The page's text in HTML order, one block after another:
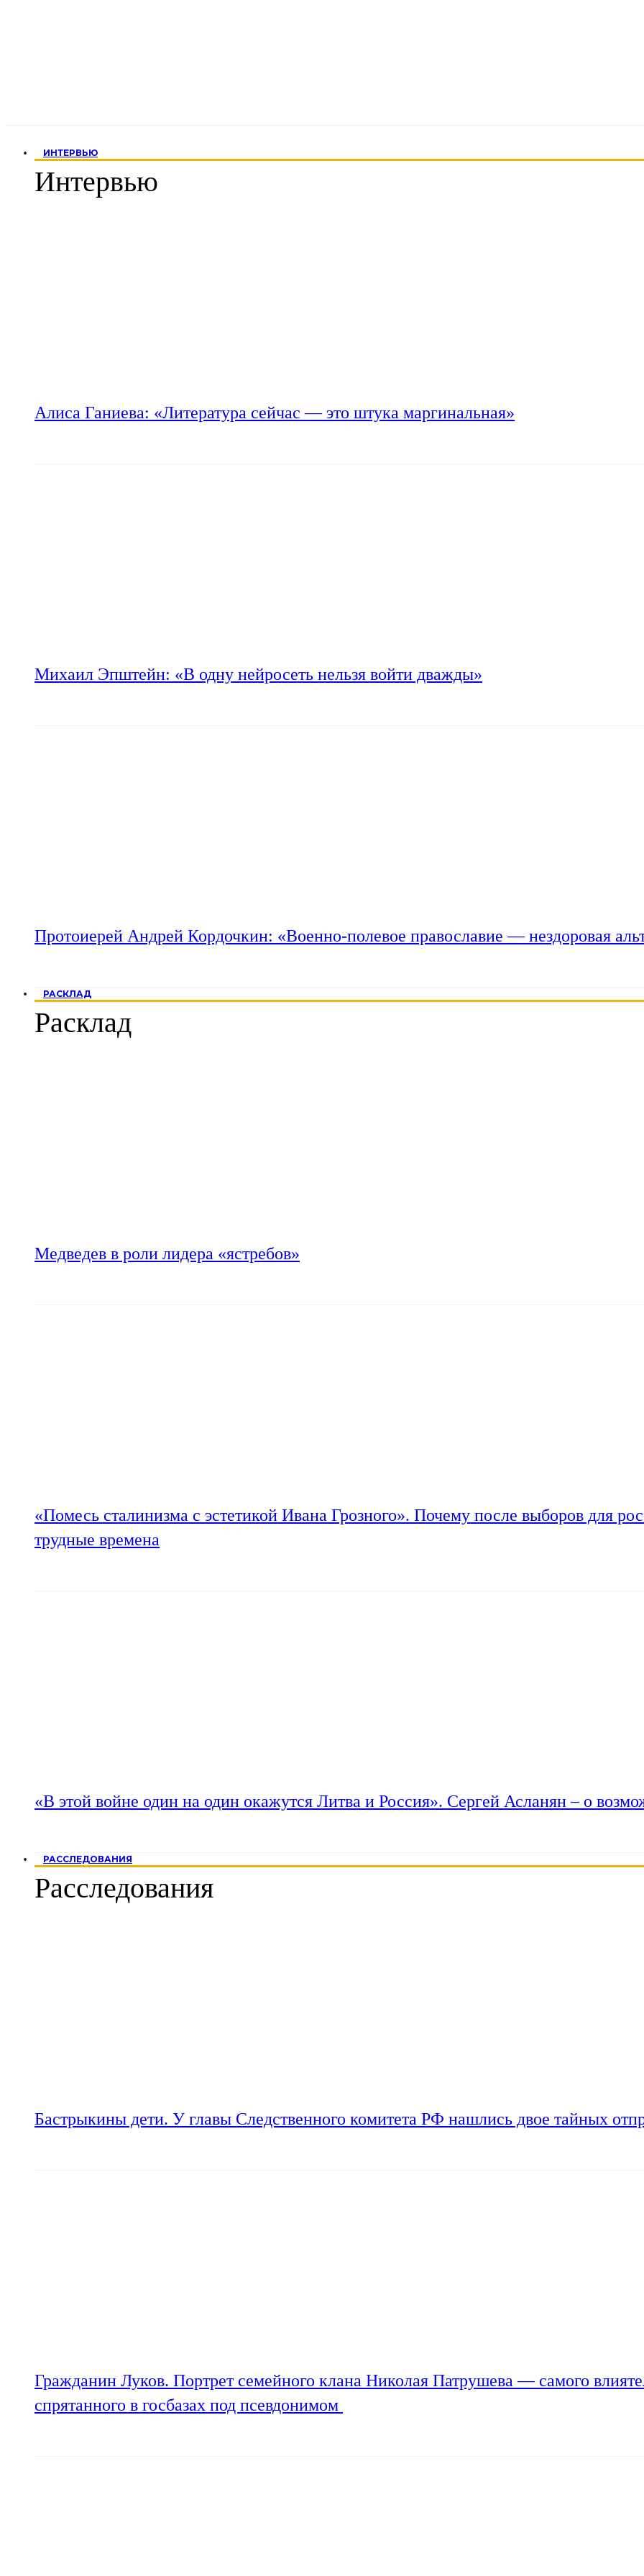
ИНТЕРВЬЮ
Интервью
Алиса Ганиева: «Литература сейчас — это штука маргинальная»
Михаил Эпштейн: «В одну нейросеть нельзя войти дважды»
Протоиерей Андрей Кордочкин: «Военно-полевое православие — нездоровая
РАСКЛАД
Расклад
Медведев в роли лидера «ястребов»
«Помесь сталинизма с эстетикой Ивана Грозного». Почему после выборов для
трудные времена
«В этой войне один на один окажутся Литва и Россия». Сергей Асланян – о
РАССЛЕДОВАНИЯ
Расследования
Бастрыкины дети. У главы Следственного комитета РФ нашлись двое тайных
Гражданин Луков. Портрет семейного клана Николая Патрушева — самого
спрятанного в госбазах под псевдонимом